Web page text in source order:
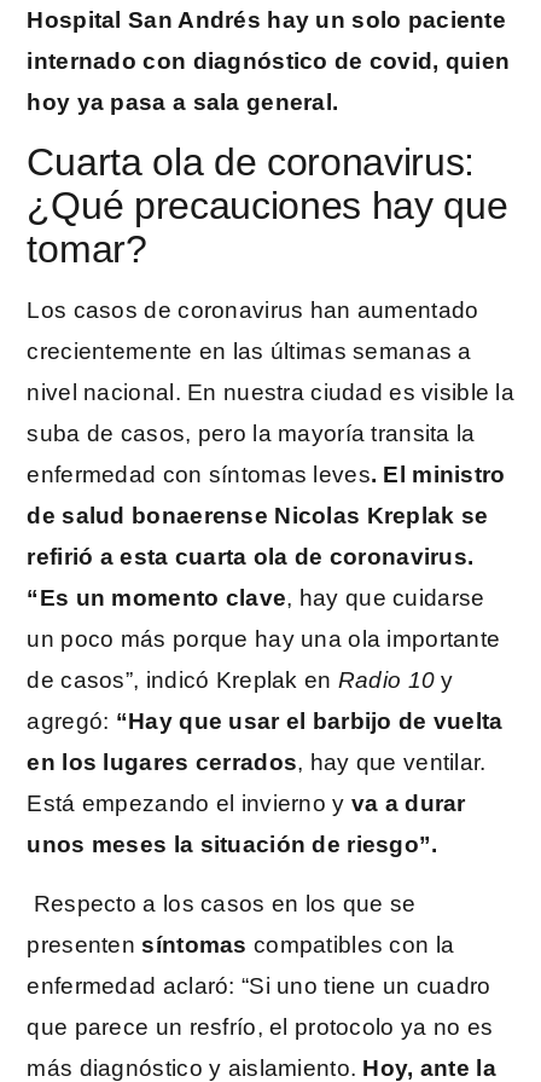
Hospital San Andrés hay un solo paciente
internado con diagnóstico de covid, quien
hoy ya pasa a sala general.
Cuarta ola de coronavirus:
¿Qué precauciones hay que
tomar?
Los casos de coronavirus han aumentado
crecientemente en las últimas semanas a
nivel nacional. En nuestra ciudad es visible la
suba de casos, pero la mayoría transita la
enfermedad con síntomas leves. El ministro
de salud bonaerense Nicolas Kreplak se
refirió a esta cuarta ola de coronavirus.
“Es un momento clave, hay que cuidarse
un poco más porque hay una ola importante
de casos”, indicó Kreplak en Radio 10y
agregó: “Hay que usar el barbijo de vuelta
en los lugares cerrados, hay que ventilar.
Está empezando el invierno y va a durar
unos meses la situación de riesgo”.
Respecto a los casos en los que se
presentensíntomas compatibles con la
enfermedad aclaró: “Si uno tiene un cuadro
que parece un resfrío, el protocolo ya no es
más diagnóstico y aislamiento. Hoy, ante la